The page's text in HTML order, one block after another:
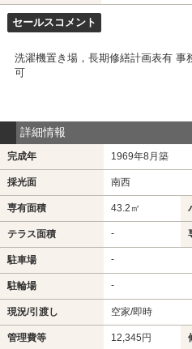
セールスコメント
洗濯機置き場，長期修繕計画表有 事
可
詳細情報
完成年 1969年8月築
採光面 南西
専有面積 43.2㎡
テラス面積 -
駐車場 -
駐輪場 -
現況/引渡し 空家/即時
管理費等 12,345円